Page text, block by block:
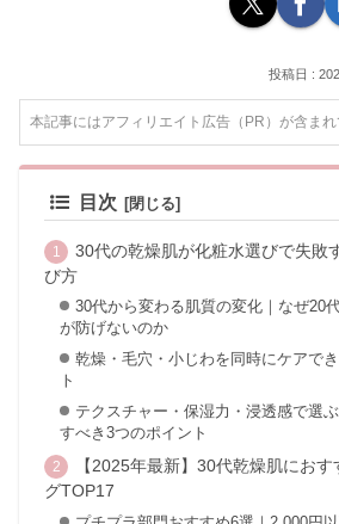
本記事にはアフィリエイト広告（PR）が含まれ
目次
30代の乾燥肌が化粧水選びで失敗
び方
30代から変わる肌質の変化｜なぜ20
が防げないのか
乾燥・毛穴・小じわを同時にケアで
ト
テクスチャー・保湿力・浸透感で選
すべき3つのポイント
【2025年最新】30代乾燥肌にお
グTOP17